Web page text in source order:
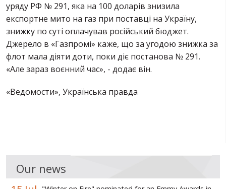
уряду РФ № 291, яка на 100 доларів знизила
експортне мито на газ при поставці на Україну,
знижку по суті оплачував російський бюджет.
Джерело в «Газпромі» каже, що за угодою знижка за
флот мала діяти доти, поки діє постанова № 291.
«Але зараз воєнний час», - додає він.
«Ведомости», Українська правда
Our news